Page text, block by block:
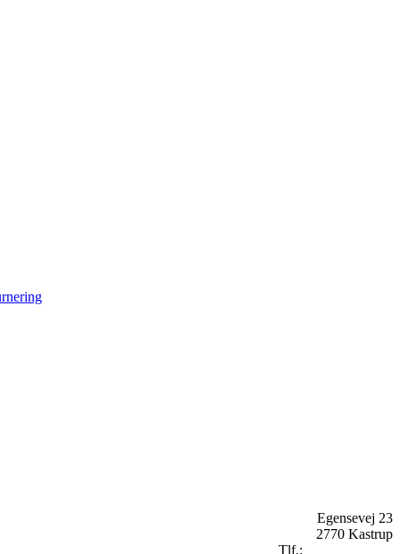
Egensevej 23
2770 Kastrup
Tlf.: